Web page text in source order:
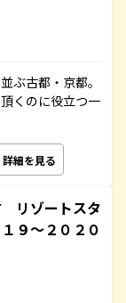
ぶ古都・京都。
くのに役立つ一
詳細を見る
リゾートスタ
９～２０２０